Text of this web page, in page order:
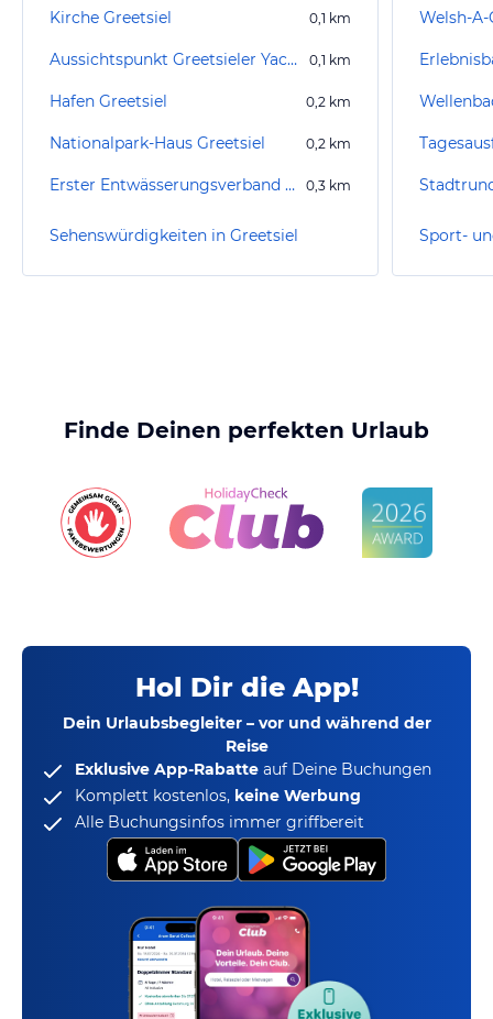
Kirche Greetsiel 0,1 km
Aussichtspunkt Greetsieler Yachthafen 0,1 km
Hafen Greetsiel 0,2 km
Nationalpark-Haus Greetsiel 0,2 km
Erster Entwässerungsverband Emden Schöpfwerk 0,3 km
Sehenswürdigkeiten in Greetsiel
Welsh-
Finde Deinen perfekten Urlaub
Hol Dir die App!
Dein Urlaubsbegleiter – vor und während der
Reise
Exklusive App-Rabatte auf Deine Buchungen
Komplett kostenlos, keine Werbung
Alle Buchungsinfos immer griffbereit